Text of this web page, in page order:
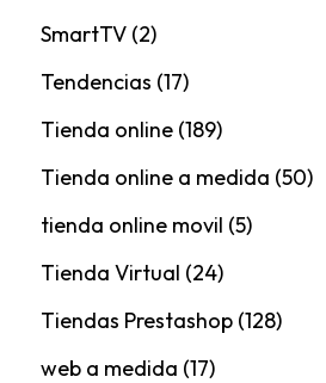
SmartTV(2)
Tendencias (17)
Tienda online(189)
Tienda online a medida (50)
tienda online movil (5)
Tienda Virtual (24)
Tiendas Prestashop(128)
web a medida (17)